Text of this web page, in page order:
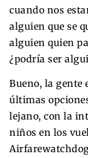
cuando nos
alguien que se
alguien quien
¿podría ser
Bueno, la gente
últimas
lejano, con la
niños en los